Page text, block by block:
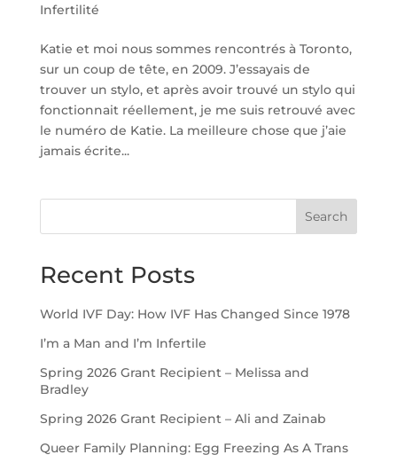
Infertilité
Katie et moi nous sommes rencontrés à Toronto,
sur un coup de tête, en 2009. J’essayais de
trouver un stylo, et après avoir trouvé un stylo qui
fonctionnait réellement, je me suis retrouvé avec
le numéro de Katie. La meilleure chose que j’aie
jamais écrite...
Search
Recent Posts
World IVF Day: How IVF Has Changed Since 1978
I’m a Man and I’m Infertile
Spring 2026 Grant Recipient – Melissa and
Bradley
Spring 2026 Grant Recipient – Ali and Zainab
Queer Family Planning: Egg Freezing As A Trans